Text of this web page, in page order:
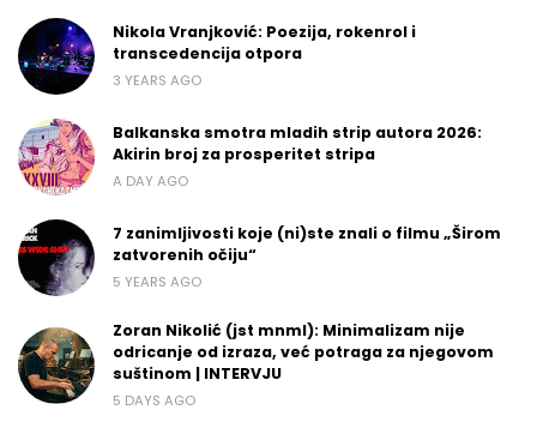
Nikola Vranjković: Poezija, rokenrol i
transcedencija otpora
3 YEARS AGO
Balkanska smotra mladih strip autora 2026:
Akirin broj za prosperitet stripa
A DAY AGO
7 zanimljivosti koje (ni)ste znali o filmu „Širom
zatvorenih očiju“
5 YEARS AGO
Zoran Nikolić (jst mnml): Minimalizam nije
odricanje od izraza, već potraga za njegovom
suštinom | INTERVJU
5 DAYS AGO